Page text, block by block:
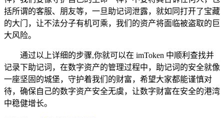
括所谓的客服、朋友等，一旦助记词泄露，就如同打开了宝藏
的大门，让不法分子有机可乘，我们的资产将面临被盗取的巨
大风险。
通过以上详细的步骤,你就可以在 imToken 中顺利查找并
记录下助记词，在数字资产的管理过程中，助记词的安全就像
一座坚固的城堡，守护着我们的财富，希望大家都能谨慎对
待，确保自己的数字资产安全无虞，让数字财富在安全的港湾
中稳健增长。